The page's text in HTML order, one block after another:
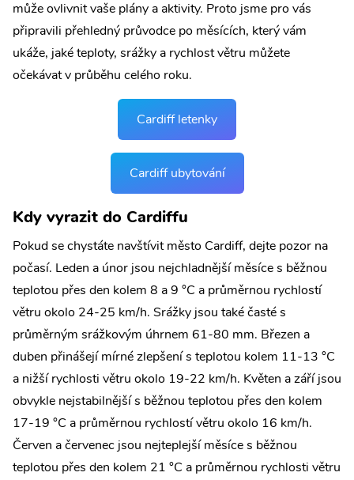
může ovlivnit vaše plány a aktivity. Proto jsme pro vás
připravili přehledný průvodce po měsících, který vám
ukáže, jaké teploty, srážky a rychlost větru můžete
očekávat v průběhu celého roku.
Cardiff letenky
Cardiff ubytování
Kdy vyrazit do Cardiffu
Pokud se chystáte navštívit město Cardiff, dejte pozor na
počasí. Leden a únor jsou nejchladnější měsíce s běžnou
teplotou přes den kolem 8 a 9 °C a průměrnou rychlostí
větru okolo 24-25 km/h. Srážky jsou také časté s
průměrným srážkovým úhrnem 61-80 mm. Březen a
duben přinášejí mírné zlepšení s teplotou kolem 11-13 °C
a nižší rychlosti větru okolo 19-22 km/h. Květen a září jsou
obvykle nejstabilnější s běžnou teplotou přes den kolem
17-19 °C a průměrnou rychlostí větru okolo 16 km/h.
Červen a červenec jsou nejteplejší měsíce s běžnou
teplotou přes den kolem 21 °C a průměrnou rychlosti větru